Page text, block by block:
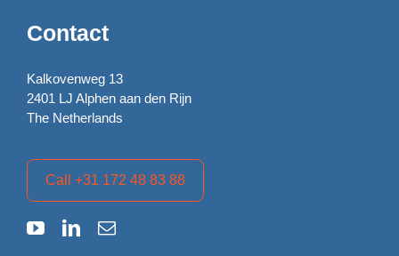
Contact
Kalkovenweg 13
2401 LJ Alphen aan den Rijn
The Netherlands
Call +31 172 48 83 88